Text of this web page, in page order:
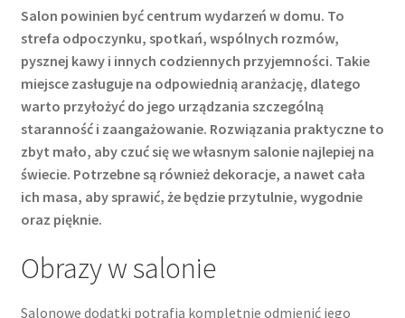
Salon powinien być centrum wydarzeń w domu. To
strefa odpoczynku, spotkań, wspólnych rozmów,
pysznej kawy i innych codziennych przyjemności. Takie
miejsce zasługuje na odpowiednią aranżację, dlatego
warto przyłożyć do jego urządzania szczególną
staranność i zaangażowanie. Rozwiązania praktyczne to
zbyt mało, aby czuć się we własnym salonie najlepiej na
świecie. Potrzebne są również dekoracje, a nawet cała
ich masa, aby sprawić, że będzie przytulnie, wygodnie
oraz pięknie.
Obrazy w salonie
Salonowe dodatki potrafią kompletnie odmienić jego